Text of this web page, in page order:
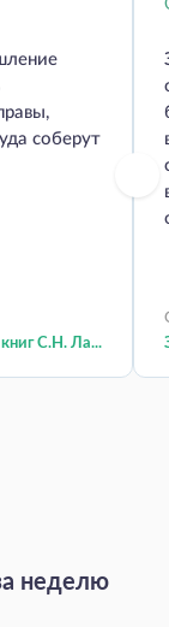
соберут
С.Н. Ла...
неделю